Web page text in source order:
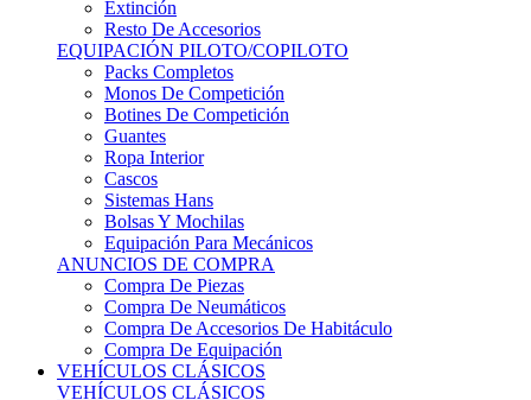
EQUIPACIÓN PILOTO/COPILOTO
Packs Completos
Monos De Competición
Botines De Competición
Guantes
Ropa Interior
Cascos
Sistemas Hans
Bolsas Y Mochilas
Equipación Para Mecánicos
ANUNCIOS DE COMPRA
Compra De Piezas
Compra De Neumáticos
Compra De Accesorios De Habitáculo
Compra De Equipación
VEHÍCULOS CLÁSICOS
VEHÍCULOS CLÁSICOS
Clásicos De Calle